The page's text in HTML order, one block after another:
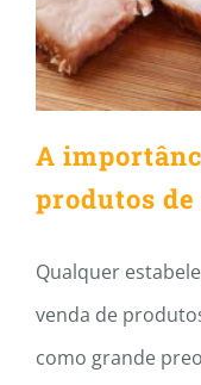
A
produtos
Qualquer
venda de
como grande